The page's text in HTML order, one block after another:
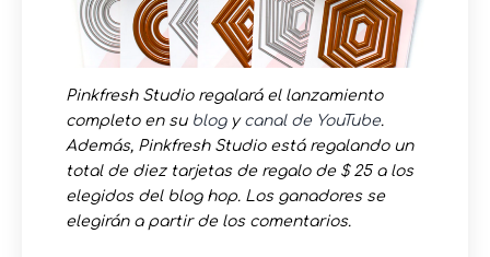
Pinkfresh Studio regalará el lanzamiento
completo en su blogy canal de YouTube.
Además, Pinkfresh Studio está regalando un
total de diez tarjetas de regalo de $ 25 a los
elegidos del blog hop. Los ganadores se
elegirán a partir de los comentarios.